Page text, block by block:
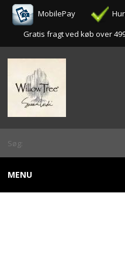
MobilePay
Gratis fragt ved køb over
MENU